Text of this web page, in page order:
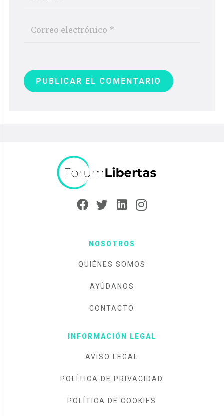
PUBLICAR EL COMENTARIO
NOSOTROS
QUIÉNES SOMOS
AYÚDANOS
CONTACTO
INFORMACIÓN LEGAL
AVISO LEGAL
POLÍTICA DE PRIVACIDAD
POLÍTICA DE COOKIES